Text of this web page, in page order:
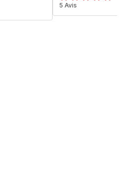
ratings.4.8
5 Avis